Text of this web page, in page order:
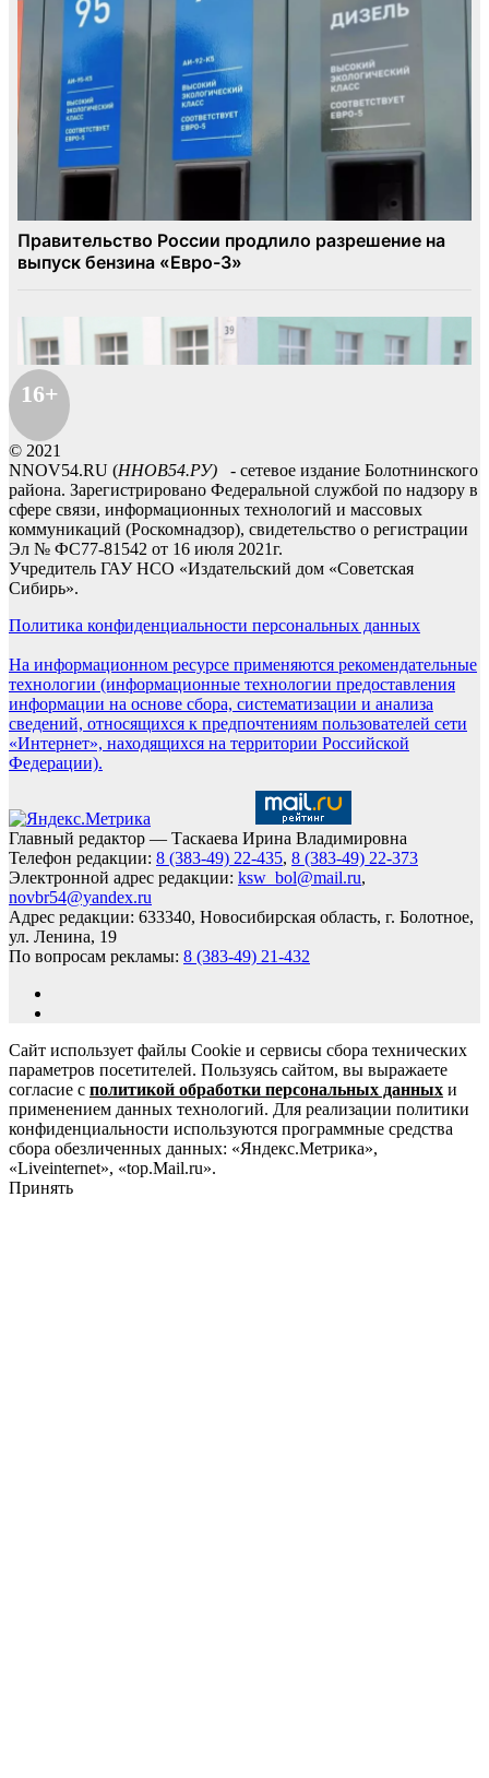
16+
© 2021
NNOV54.RU (ННОВ54.РУ) - сетевое издание Болотнинского
района. Зарегистрировано Федеральной службой по надзору в
сфере связи, информационных технологий и массовых
коммуникаций (Роскомнадзор), свидетельство о регистрации
Эл № ФС77-81542 от 16 июля 2021г.
Учредитель ГАУ НСО «Издательский дом «Советская
Сибирь».
Политика конфиденциальности персональных данных
На информационном ресурсе применяются рекомендательные
технологии (информационные технологии предоставления
информации на основе сбора, систематизации и анализа
сведений, относящихся к предпочтениям пользователей сети
«Интернет», находящихся на территории Российской
Федерации).
Главный редактор — Таскаева Ирина Владимировна
Телефон редакции: 8 (383-49) 22-435, 8 (383-49) 22-373
Электронной адрес редакции: ksw_bol@mail.ru,
novbr54@yandex.ru
Адрес редакции: 633340, Новосибирская область, г. Болотное,
ул. Ленина, 19
По вопросам рекламы: 8 (383-49) 21-432
Сайт использует файлы Cookie и сервисы сбора технических
параметров посетителей. Пользуясь сайтом, вы выражаете
согласие с политикой обработки персональных данных и
применением данных технологий. Для реализации политики
конфиденциальности используются программные средства
сбора обезличенных данных: «Яндекс.Метрика»,
«Liveinternet», «top.Mail.ru».
Принять